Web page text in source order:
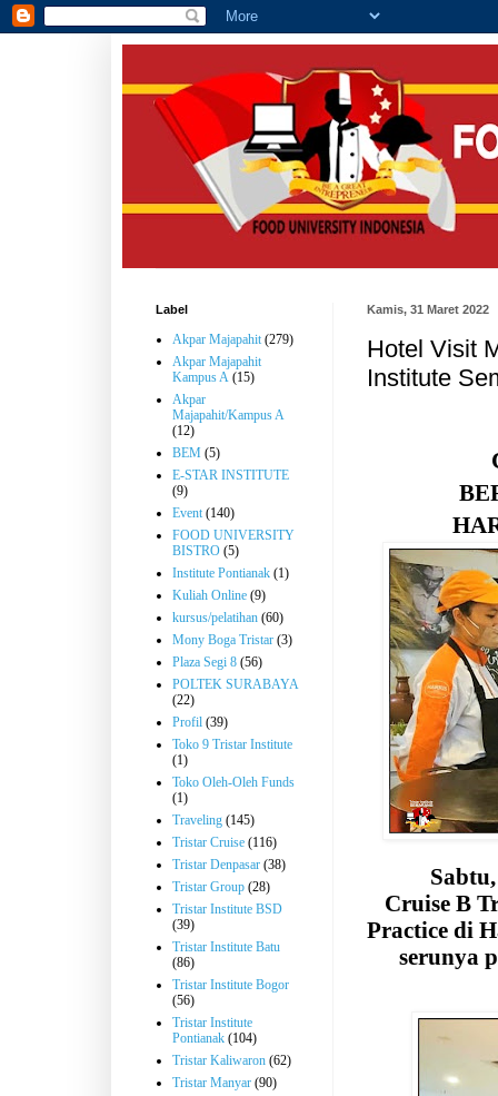
Kamis, 31 Maret 2022
Hotel Visit
Institute
Cruise B
Practice di
serunya
Label
Akpar Majapahit (279)
Akpar Majapahit
Kampus A (15)
Akpar
Majapahit/Kampus A
(12)
BEM (5)
E-STAR INSTITUTE
(9)
Event (140)
FOOD UNIVERSITY
BISTRO (5)
Institute Pontianak (1)
Kuliah Online (9)
kursus/pelatihan (60)
Mony Boga Tristar (3)
Plaza Segi 8 (56)
POLTEK SURABAYA
(22)
Profil (39)
Toko 9 Tristar Institute
(1)
Toko Oleh-Oleh Funds
(1)
Traveling (145)
Tristar Cruise (116)
Tristar Denpasar (38)
Tristar Group (28)
Tristar Institute BSD
(39)
Tristar Institute Batu
(86)
Tristar Institute Bogor
(56)
Tristar Institute
Pontianak (104)
Tristar Kaliwaron (62)
Tristar Manyar (90)